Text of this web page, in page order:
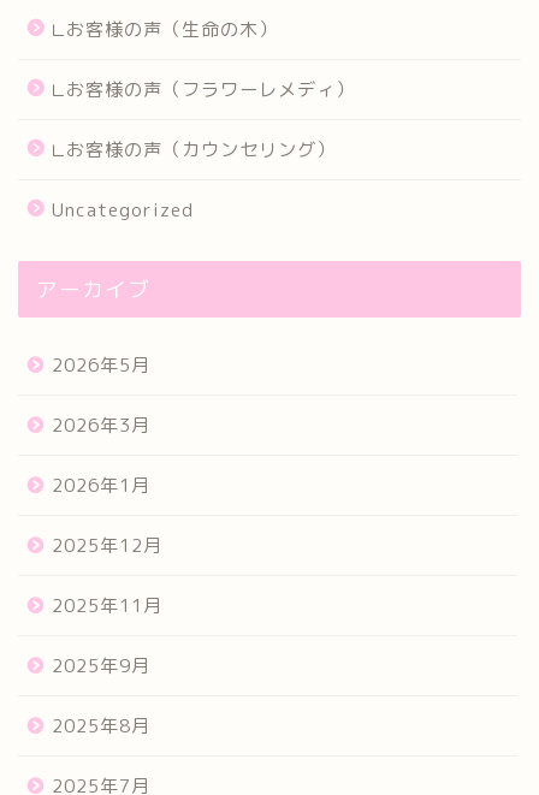
∟お客様の声（生命の木）
∟お客様の声（フラワーレメディ）
∟お客様の声（カウンセリング）
Uncategorized
アーカイブ
2026年5月
2026年3月
2026年1月
2025年12月
2025年11月
2025年9月
2025年8月
2025年7月